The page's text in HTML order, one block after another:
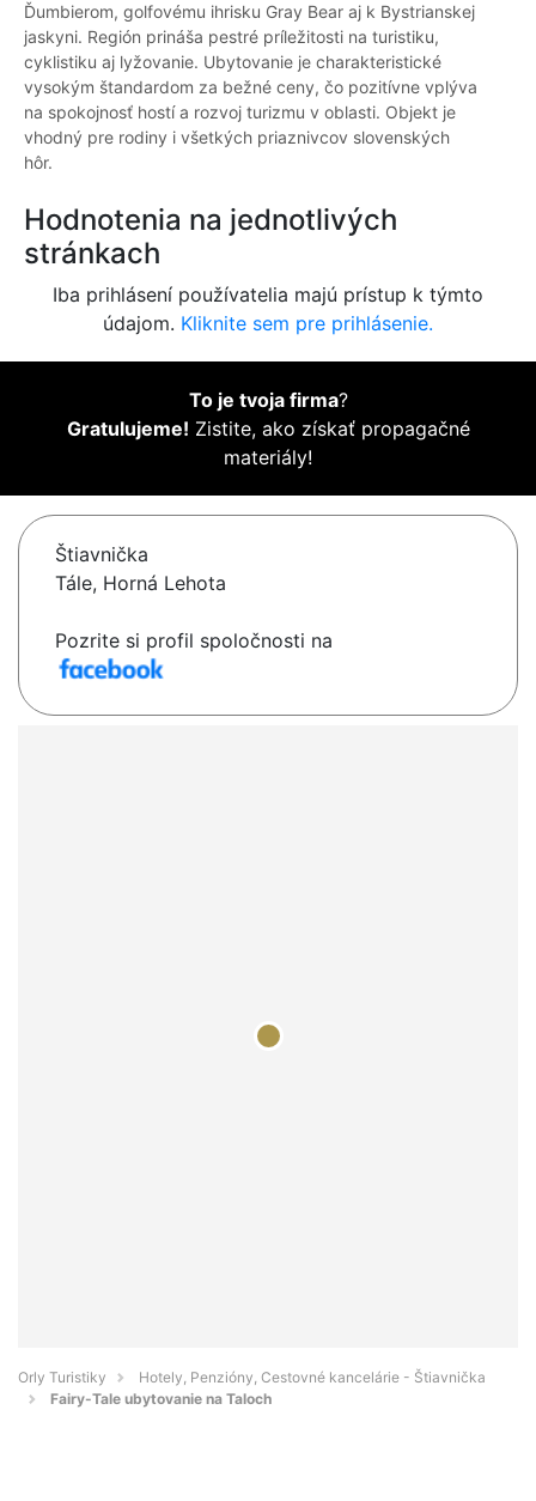
Ďumbierom, golfovému ihrisku Gray Bear aj k Bystrianskej
jaskyni. Región prináša pestré príležitosti na turistiku,
cyklistiku aj lyžovanie. Ubytovanie je charakteristické
vysokým štandardom za bežné ceny, čo pozitívne vplýva
na spokojnosť hostí a rozvoj turizmu v oblasti. Objekt je
vhodný pre rodiny i všetkých priaznivcov slovenských
hôr.
Hodnotenia na jednotlivých
stránkach
Iba prihlásení používatelia majú prístup k týmto
údajom. Kliknite sem pre prihlásenie.
To je tvoja firma?
Gratulujeme! Zistite, ako získať propagačné
materiály!
Štiavnička
Tále, Horná Lehota
Pozrite si profil spoločnosti na
Orly Turistiky
Hotely, Penzióny, Cestovné kancelárie - Štiavnička
Fairy-Tale ubytovanie na Taloch